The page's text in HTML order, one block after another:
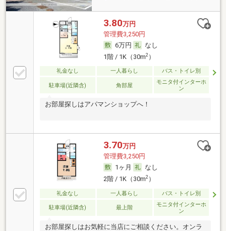
3.80万円
管理費3,250円
6万円
なし
1階 / 1K（30m2）
礼金なし 一人暮らし バス・トイレ別
駐車場(近隣含) 角部屋
モニタ付インターホ
ン
お部屋探しはアパマンショップへ！
3.70万円
管理費3,250円
1ヶ月
なし
2階 / 1K（30m2）
礼金なし 一人暮らし バス・トイレ別
駐車場(近隣含) 最上階
モニタ付インターホ
ン
お部屋探しはお気軽に当店にご相談ください。オンラ